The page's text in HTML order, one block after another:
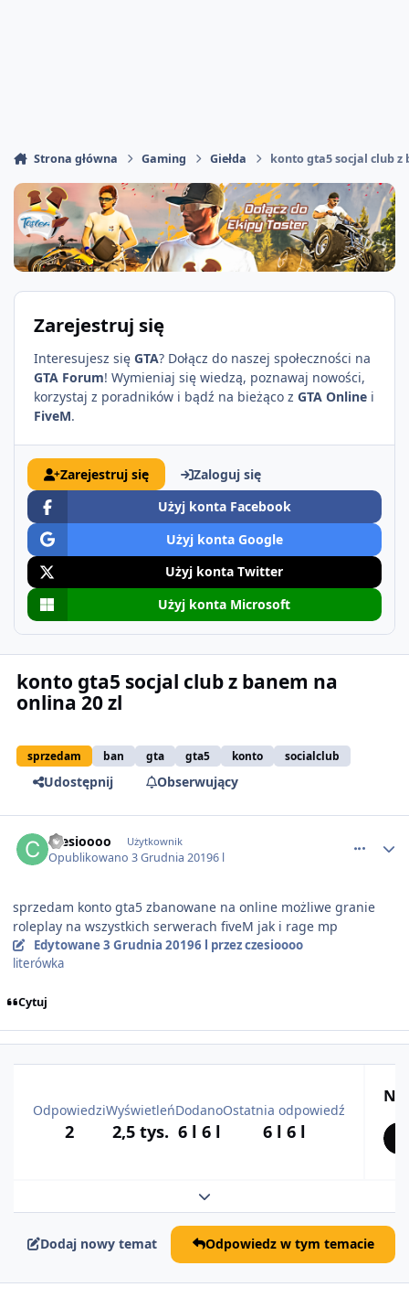
Strona główna Gaming Giełda konto gta5 socjal club z
Zarejestruj się
Interesujesz się GTA? Dołącz do naszej społeczności na
GTA Forum! Wymieniaj się wiedzą, poznawaj nowości,
korzystaj z poradników i bądź na bieżąco z GTA Online i
FiveM.
Zarejestruj się
Zaloguj się
Użyj konta Facebook
Użyj konta Google
Użyj konta Twitter
Użyj konta Microsoft
konto gta5 socjal club z banem na
onlina 20 zl
sprzedam ban gta gta5 konto socialclub
Udostępnij Obserwujący
czesioooo Użytkownik
Opublikowano3 Grudnia 20196 l
sprzedam konto gta5 zbanowane na online możliwe granie
roleplay na wszystkich serwerach fiveM jak i rage mp
Edytowane3 Grudnia 20196 l przez czesioooo
literówka
Cytuj
Odpowiedzi
2
Wyświetleń
2,5 tys.
Dodano
6 l 6 l
Ostatnia odpowiedź
6 l 6 l
Rozwiń podsumowanie tematu
Dodaj nowy temat Odpowiedz w tym temacie